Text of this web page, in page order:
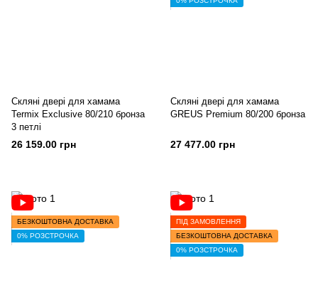
Скляні двері для хамама
Termix Exclusive 80/210 бронза
3 петлі
26 159.00 грн
Скляні двері для хамама
GREUS Premium 80/200 бронза
27 477.00 грн
БЕЗКОШТОВНА ДОСТАВКА
0% РОЗСТРОЧКА
ПІД ЗАМОВЛЕННЯ
БЕЗКОШТОВНА ДОСТАВКА
0% РОЗСТРОЧКА